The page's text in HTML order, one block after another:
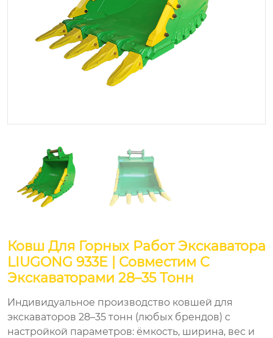
Ковш Для Горных Работ Экскаватора
LIUGONG 933E | Совместим С
Экскаваторами 28–35 Тонн
Индивидуальное производство ковшей для
экскаваторов 28–35 тонн (любых брендов) с
настройкой параметров: ёмкость, ширина, вес и